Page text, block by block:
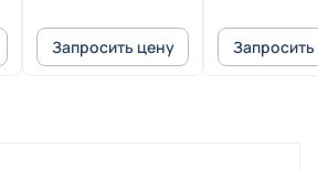
Запросить цену